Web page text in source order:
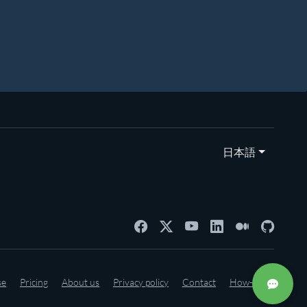
日本語
Pricing About us Privacy policy Contact How-to's